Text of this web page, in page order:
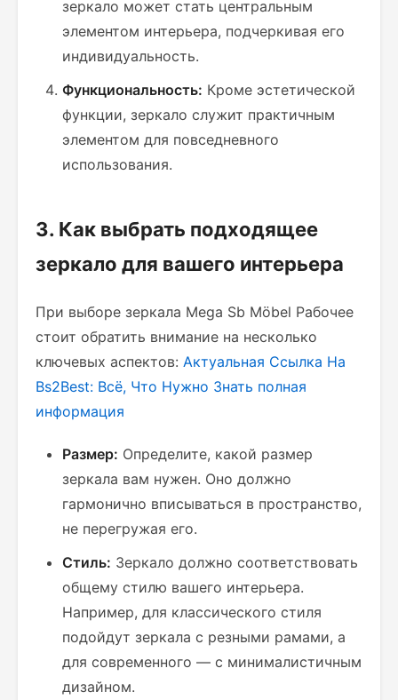
зеркало может стать центральным
элементом интерьера, подчеркивая его
индивидуальность.
Функциональность: Кроме эстетической
функции, зеркало служит практичным
элементом для повседневного
использования.
3. Как выбрать подходящее
зеркало для вашего интерьера
При выборе зеркала Mega Sb Möbel Рабочее
стоит обратить внимание на несколько
ключевых аспектов: Актуальная Ссылка На
Bs2Best: Всё, Что Нужно Знать полная
информация
Размер: Определите, какой размер
зеркала вам нужен. Оно должно
гармонично вписываться в пространство,
не перегружая его.
Стиль: Зеркало должно соответствовать
общему стилю вашего интерьера.
Например, для классического стиля
подойдут зеркала с резными рамами, а
для современного — с минималистичным
дизайном.